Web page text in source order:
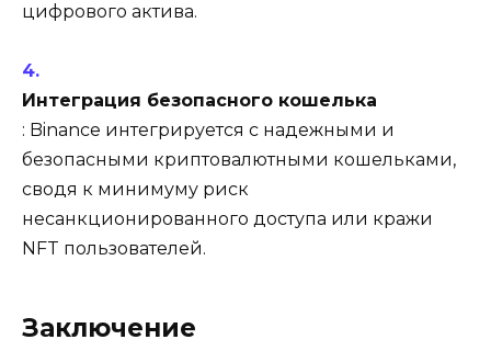
цифрового актива.
Интеграция безопасного кошелька
: Binance интегрируется с надежными и
безопасными криптовалютными кошельками,
сводя к минимуму риск
несанкционированного доступа или кражи
NFT пользователей.
Заключение